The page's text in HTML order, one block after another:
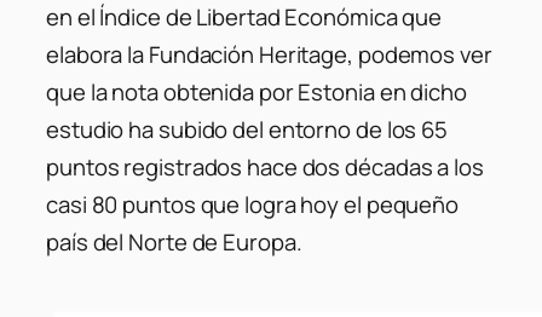
en el Índice de Libertad Económica que
elabora la Fundación Heritage, podemos ver
que la nota obtenida por Estonia en dicho
estudio ha subido del entorno de los 65
puntos registrados hace dos décadas a los
casi 80 puntos que logra hoy el pequeño
país del Norte de Europa.